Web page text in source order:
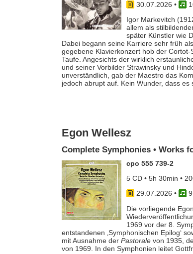
30.07.2026 •
Igor Markevitch
allem als
später Künstler wie
Dabei begann seine Karriere sehr früh
gegebene Klavierkonzert hob der
Taufe. Angesichts der wirklich
und seiner Vorbilder Strawinsky und
unverständlich, gab der Maestro das
jedoch abrupt auf. Kein Wunder, dass
Egon Wellesz
Complete Symphonies • Works
cpo 555 739-2
5 CD • 5h 30min •
29.07.2026 •
Die vorliegende
1969 vor der 8.
entstandenen ‚Symphonischen Epilog‘
mit Ausnahme der Pastoralevon 1935,
von 1969. In den Symphonien leitet